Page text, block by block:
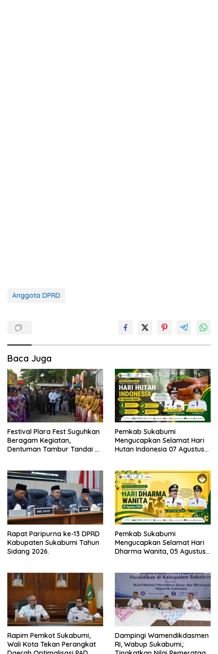
Anggota DPRD
Baca Juga
Festival Plara Fest Suguhkan
Beragam Kegiatan,
Dentuman Tambur Tandai di
Pemkab Sukabumi
Mengucapkan Selamat Hari
Hutan Indonesia 07 Agustus
Rapat Paripurna ke-13 DPRD
Kabupaten Sukabumi Tahun
Sidang 2026.
Pemkab Sukabumi
Mengucapkan Selamat Hari
Dharma Wanita, 05 Agustus
Rapim Pemkot Sukabumi,
Wali Kota Tekan Perangkat
Dampingi Wamendikdasmen
RI, Wabup Sukabumi,: